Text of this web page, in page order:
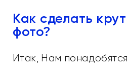
Как сделать
фото?
Итак, Нам